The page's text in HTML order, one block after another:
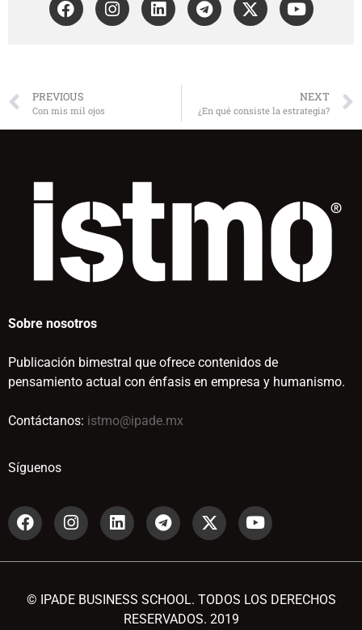
PREVIOUS
Con mis mil ojos
NEXT
¿En qué consiste la estrategia?
Sobre nosotros
Publicación bimestral que ofrece contenidos de
pensamiento actual con énfasis en empresa y humanismo.
Contáctanos: istmo@ipade.mx
Síguenos
© IPADE BUSINESS SCHOOL. TODOS LOS DERECHOS
RESERVADOS. 2019